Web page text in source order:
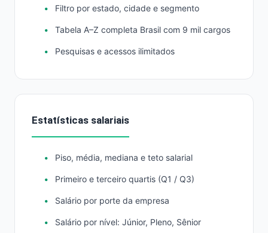
Filtro por estado, cidade e segmento
Tabela A–Z completa Brasil com 9 mil cargos
Pesquisas e acessos ilimitados
Estatísticas salariais
Piso, média, mediana e teto salarial
Primeiro e terceiro quartis (Q1 / Q3)
Salário por porte da empresa
Salário por nível: Júnior, Pleno, Sênior